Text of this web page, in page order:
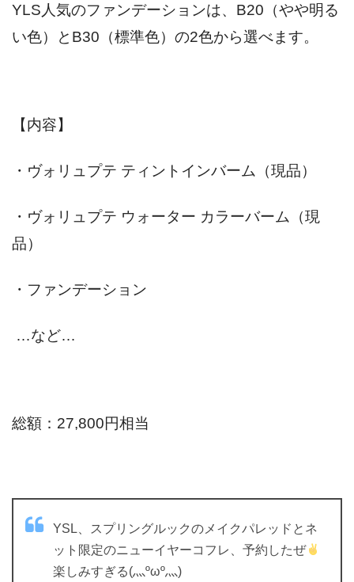
YLS人気のファンデーションは、B20（やや明る
い色）とB30（標準色）の2色から選べます。
【内容】
・ヴォリュプテ ティントインバーム（現品）
・ヴォリュプテ ウォーター カラーバーム（現
品）
・ファンデーション
…など…
総額：27,800円相当
YSL、スプリングルックのメイクパレッドとネ
ット限定のニューイヤーコフレ、予約したぜ
楽しみすぎる(灬ºωº灬)